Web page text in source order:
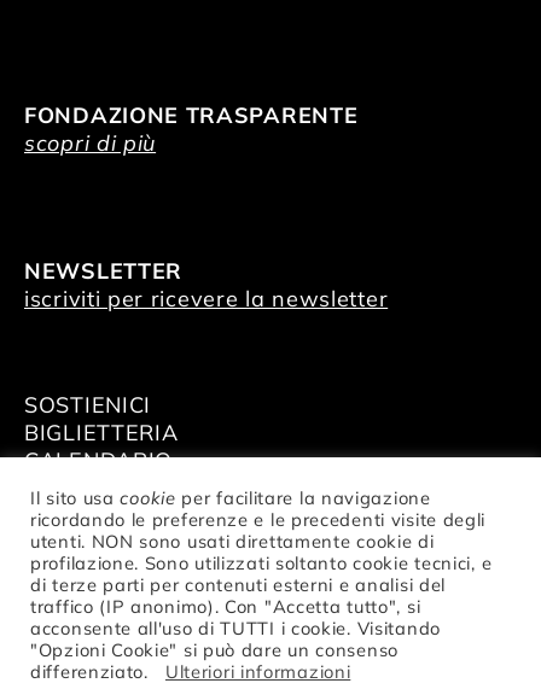
FONDAZIONE TRASPARENTE
scopri di più
NEWSLETTER
iscriviti per ricevere la newsletter
SOSTIENICI
BIGLIETTERIA
CALENDARIO
AFFITTA GLI SPAZI
© Fondazione Nazionale della Danza
Aterballetto | C. F. / P.IVA 02047370354 |
privacy
Il sito usacookie per facilitare la navigazione
ricordando le preferenze e le precedenti visite degli
utenti. NON sono usati direttamente cookie di
profilazione. Sono utilizzati soltanto cookie tecnici, e
di terze parti per contenuti esterni e analisi del
traffico (IP anonimo). Con "Accetta tutto", si
acconsente all'uso di TUTTI i cookie. Visitando
"Opzioni Cookie" si può dare un consenso
differenziato. Ulteriori informazioni